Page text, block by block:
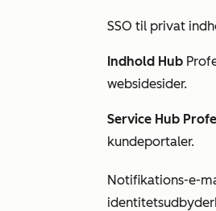
SSO til privat
Indhold Hub
websidesider.
Service Hub
kundeportaler.
Notifikations-e-